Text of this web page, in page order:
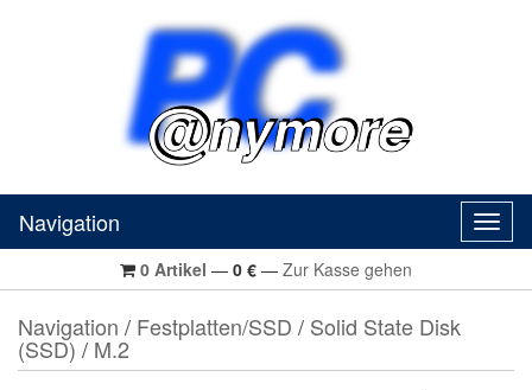
Navigation
0 Artikel — 0 € — Zur Kasse gehen
Navigation / Festplatten/SSD / Solid State Disk
(SSD) / M.2